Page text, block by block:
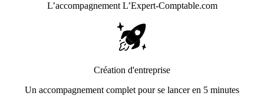
L’accompagnement L’Expert-Comptable.com
Création d'entreprise
Un accompagnement complet pour se lancer en 5 minutes